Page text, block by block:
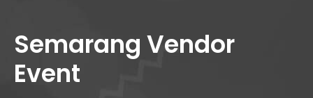
Semarang Vendor
Event